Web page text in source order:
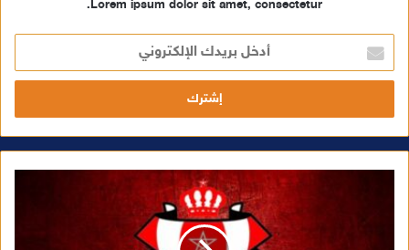
Lorem ipsum dolor sit amet, consectetur.
خ
ل
ر
ا